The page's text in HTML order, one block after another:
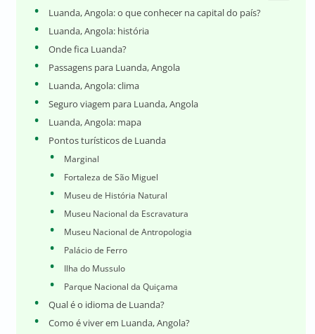
Luanda, Angola: o que conhecer na capital do país?
Luanda, Angola: história
Onde fica Luanda?
Passagens para Luanda, Angola
Luanda, Angola: clima
Seguro viagem para Luanda, Angola
Luanda, Angola: mapa
Pontos turísticos de Luanda
Marginal
Fortaleza de São Miguel
Museu de História Natural
Museu Nacional da Escravatura
Museu Nacional de Antropologia
Palácio de Ferro
Ilha do Mussulo
Parque Nacional da Quiçama
Qual é o idioma de Luanda?
Como é viver em Luanda, Angola?